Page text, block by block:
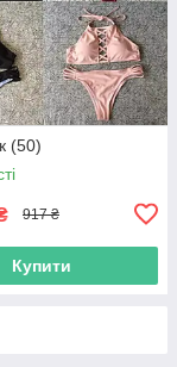
(50)
917 ₴
Купити